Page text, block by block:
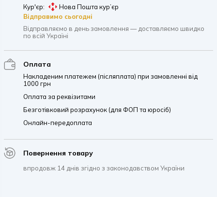
Кур'єр:
Нова Пошта кур’єр
Відправимо сьогодні
Відправляємо в день замовлення — доставляємо швидко
по всій Україні
Оплата
Накладеним платежем (післяплата) при замовленні від
1000 грн
Оплата за реквізитами
Безготівковий розрахунок (для ФОП та юросіб)
Онлайн-передоплата
Повернення товару
впродовж 14 днів згідно з законодавством України